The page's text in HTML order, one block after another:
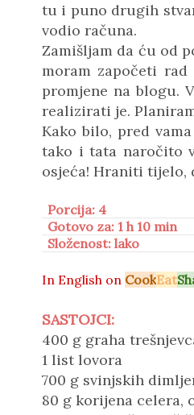
tu i puno drugih
vodio računa.
Zamišljam da ću od
moram započeti
promjene na blogu.
realizirati je.
Kako bilo, pred
tako i tata naročito
osjeća! Hraniti tijelo,
Porcija: 4
Gotovo za: 1 h 10 min
Složenost: lako
In English on CookEat
SASTOJCI:
400 g graha
1 list lovora
700 g svinjskih
80 g korijena celera,